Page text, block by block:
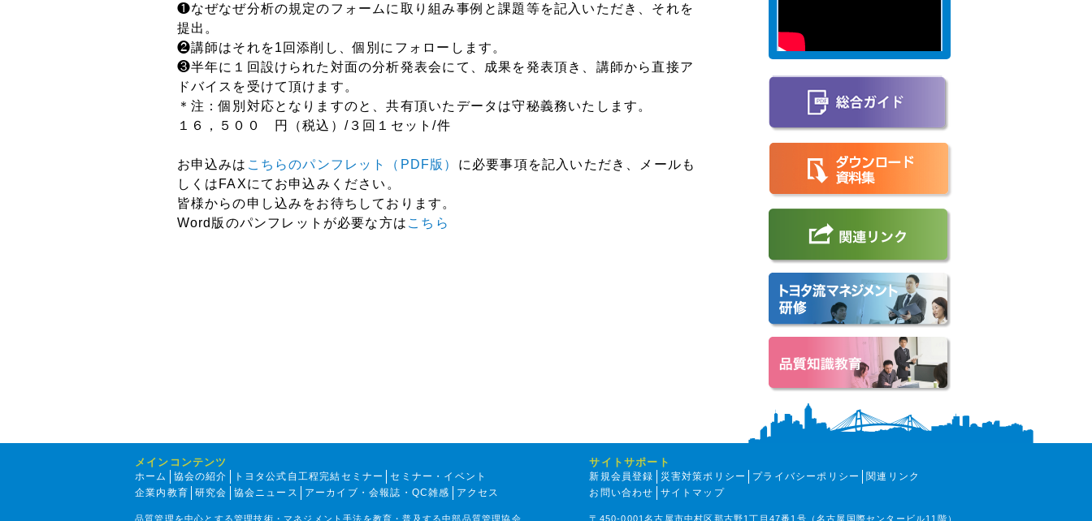
❶なぜなぜ分析の規定のフォームに取り組み事例と課題等を記入いただき、それを
提出。
❷講師はそれを1回添削し、個別にフォローします。
❸半年に１回設けられた対面の分析発表会にて、成果を発表頂き、講師から直接ア
ドバイスを受けて頂けます。
＊注：個別対応となりますのと、共有頂いたデータは守秘義務いたします。
１６，５００ 円（税込）/３回１セット/件
お申込みは こちらのパンフレット（PDF版） に必要事項を記入いただき、メールも
しくはFAXにてお申込みください。
皆様からの申し込みをお待ちしております。
Word版のパンフレットが必要な方は こちら
メインコンテンツ
ホーム 協会の紹介 トヨタ公式自工程完結セミナー
セミナー・イベント
企業内教育
研究会 協会ニュース アーカイブ・会報誌・QC雑感 アクセス
品質管理を中心とする管理技術・マネジメント手法を教育・普及する中部品質管理協会
サイトサポート
新規会員登録 災害対策ポリシー プライバシーポリシー
関連リンク
お問い合わせ
サイトマップ
〒450-0001名古屋市中村区那古野1丁目47番1号（名古屋国際センタービル11階）